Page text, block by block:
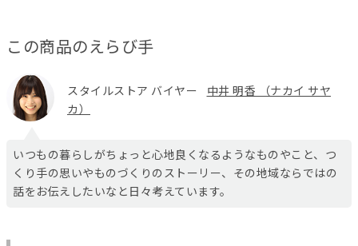
この商品のえらび手
スタイルストア バイヤー
中井 明香 （ナカイ サヤ
カ）
いつもの暮らしがちょっと心地良くなるようなものやこと、つ
くり手の思いやものづくりのストーリー、その地域ならではの
話をお伝えしたいなと日々考えています。